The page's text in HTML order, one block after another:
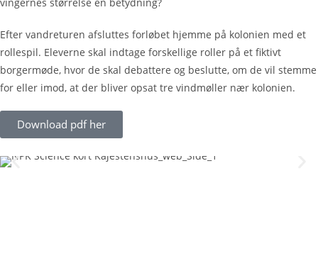
vingernes størrelse en betydning?
Efter vandreturen afsluttes forløbet hjemme på kolonien med et
rollespil. Eleverne skal indtage forskellige roller på et fiktivt
borgermøde, hvor de skal debattere og beslutte, om de vil stemme
for eller imod, at der bliver opsat tre vindmøller nær kolonien.
Download pdf her